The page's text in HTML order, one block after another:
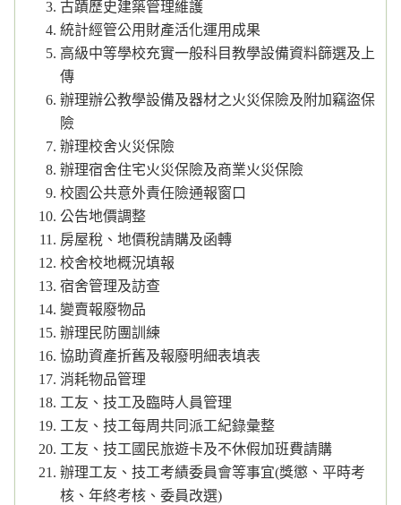
古蹟歷史建築管理維護
統計經管公用財產活化運用成果
高級中等學校充實一般科目教學設備資料篩選及上
傳
辦理辦公教學設備及器材之火災保險及附加竊盜保
險
辦理校舍火災保險
辦理宿舍住宅火災保險及商業火災保險
校園公共意外責任險通報窗口
公告地價調整
房屋稅、地價稅請購及函轉
校舍校地概況填報
宿舍管理及訪查
變賣報廢物品
辦理民防團訓練
協助資產折舊及報廢明細表填表
消耗物品管理
工友、技工及臨時人員管理
工友、技工每周共同派工紀錄彙整
工友、技工國民旅遊卡及不休假加班費請購
辦理工友、技工考績委員會等事宜(獎懲、平時考
核、年終考核、委員改選)